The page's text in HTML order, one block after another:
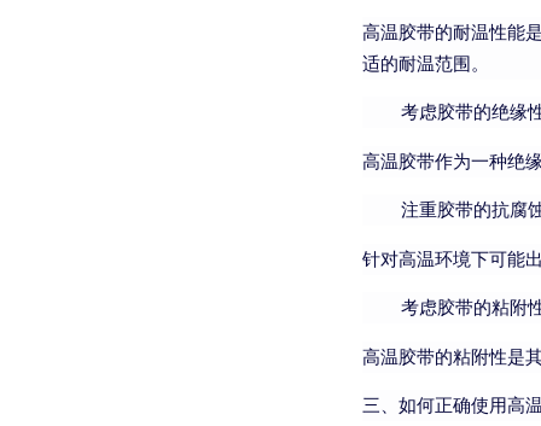
高温胶带的耐温性能
适的耐温范围。
考虑胶带的绝缘
高温胶带作为一种绝
注重胶带的抗腐
针对高温环境下可能
考虑胶带的粘附
高温胶带的粘附性是
三、如何正确使用高